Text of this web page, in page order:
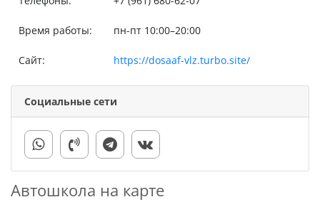
Время работы: пн-пт 10:00–20:00
Сайт: https://dosaaf-vlz.turbo.site/
Социальные сети
Автошкола на карте